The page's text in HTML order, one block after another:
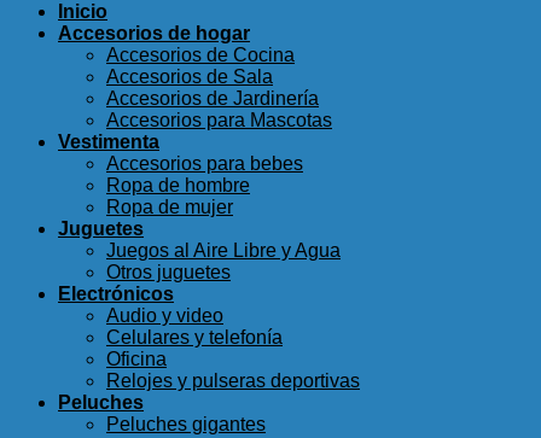
Inicio
Accesorios de hogar
Accesorios de Cocina
Accesorios de Sala
Accesorios de Jardinería
Accesorios para Mascotas
Vestimenta
Accesorios para bebes
Ropa de hombre
Ropa de mujer
Juguetes
Juegos al Aire Libre y Agua
Otros juguetes
Electrónicos
Audio y video
Celulares y telefonía
Oficina
Relojes y pulseras deportivas
Peluches
Peluches gigantes